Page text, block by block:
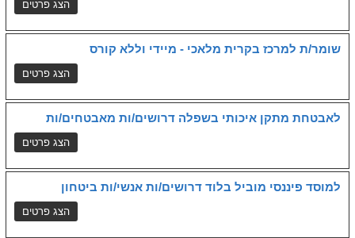
שומר/ת למרכז בקרית מלאכי - מיידי וללא קורס
לאבטחת מתקן איכותי בשפלה דרושים/ות מאבטחים/ות
למוסד פיננסי מוביל בלוד דרושים/ות אנשי/ות ביטחון